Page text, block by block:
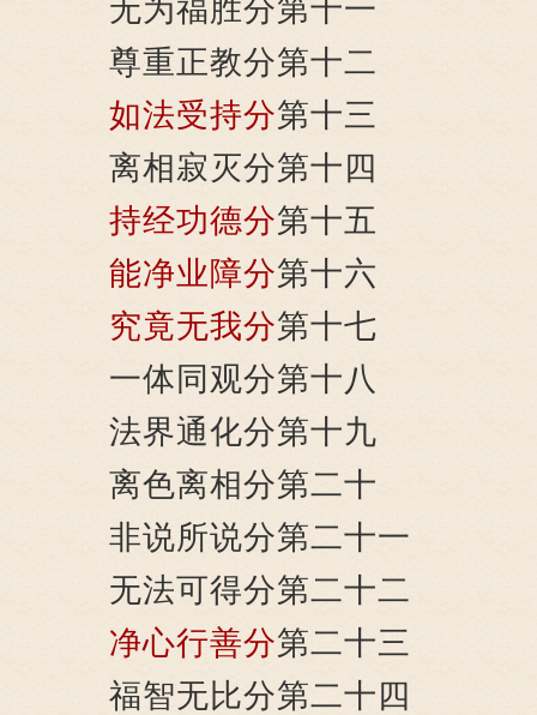
无为福胜分第十一
尊重正教分第十二
如法受持分第十三
离相寂灭分第十四
持经功德分第十五
能净业障分第十六
究竟无我分第十七
一体同观分第十八
法界通化分第十九
离色离相分第二十
非说所说分第二十一
无法可得分第二十二
净心行善分第二十三
福智无比分第二十四